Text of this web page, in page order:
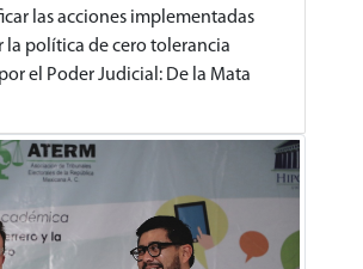
las acciones implementadas
la política de cero tolerancia
el Poder Judicial: De la Mata